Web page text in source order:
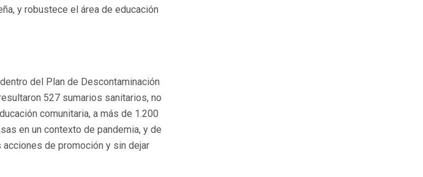
y robustece el área de educación
del Plan de Descontaminación
527 sumarios sanitarios, no
comunitaria, a más de 1.200
en un contexto de pandemia, y de
de promoción y sin dejar